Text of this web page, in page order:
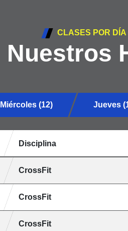
CLASES POR
Nuestros
Miércoles (12) Jueves
Disciplina
CrossFit
CrossFit
CrossFit